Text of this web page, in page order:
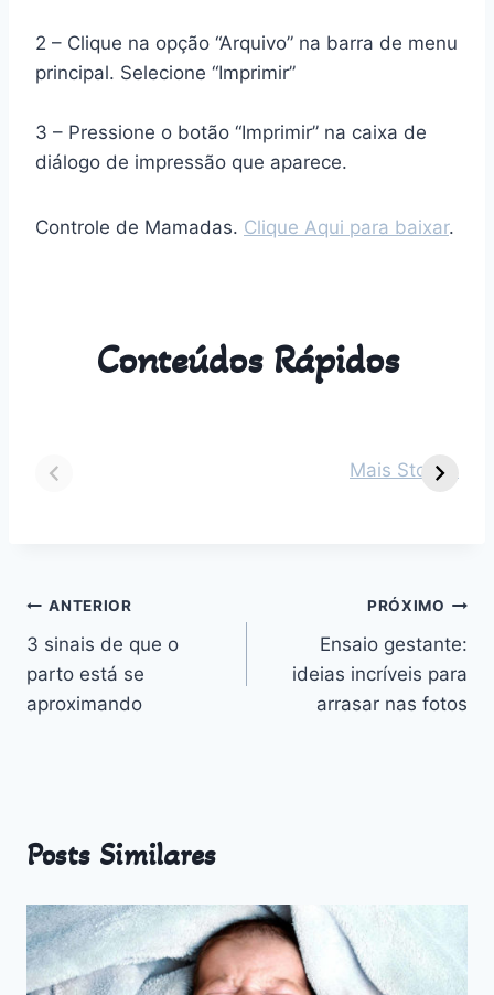
2 – Clique na opção “Arquivo” na barra de menu
principal. Selecione “Imprimir”
3 – Pressione o botão “Imprimir” na caixa de
diálogo de impressão que aparece.
Controle de Mamadas. Clique Aqui para baixar.
Conteúdos Rápidos
Mais Stories
seu bebê de 2
sobre Parto
Navegação
de
Post
ANTERIOR
3 sinais de que o
parto está se
aproximando
PRÓXIMO
Ensaio gestante:
ideias incríveis para
arrasar nas fotos
Posts Similares